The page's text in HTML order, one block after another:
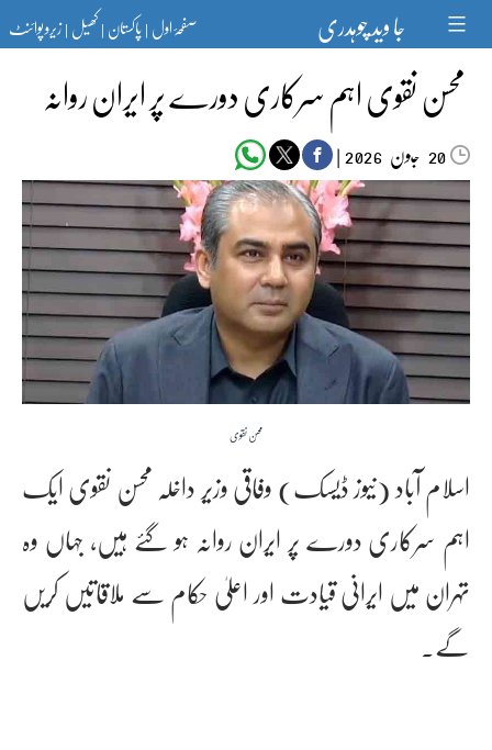
content جا وید چوہدری صفحۂ اول|پاکستان|کھیل|زیرو پوائنٹ
محسن نقوی اہم سرکاری دورے پر ایران روانہ
20 جون‬‮ |
محسن نقوی
اسلام آباد (نیوز ڈیسک) وفاقی وزیر داخلہ محسن نقوی ایک
اہم سرکاری دورے پر ایران روانہ ہو گئے ہیں، جہاں وہ
تہران میں ایرانی قیادت اور اعلیٰ حکام سے ملاقاتیں کریں
گے۔